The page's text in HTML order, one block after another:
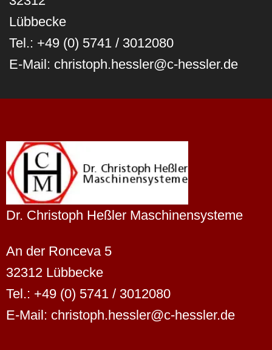
Lübbecke
Tel.: +49 (0) 5741 / 3012080
E-Mail: christoph.hessler@c-hessler.de
Dr. Christoph Heßler Maschinensysteme
An der Ronceva 5
32312 Lübbecke
Tel.: +49 (0) 5741 / 3012080
E-Mail: christoph.hessler@c-hessler.de